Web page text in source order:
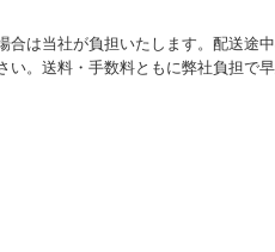
合は当社が負担いたします。配送途
い。送料・手数料ともに弊社負担で